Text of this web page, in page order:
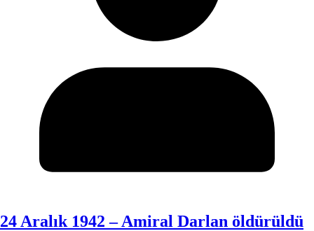
24 Aralık 1942 – Amiral Darlan öldürüldü